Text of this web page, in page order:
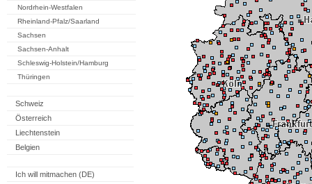
Nordrhein-Westfalen
Rheinland-Pfalz/Saarland
Sachsen
Sachsen-Anhalt
Schleswig-Holstein/Hamburg
Thüringen
Schweiz
Österreich
Liechtenstein
Belgien
Ich will mitmachen (DE)